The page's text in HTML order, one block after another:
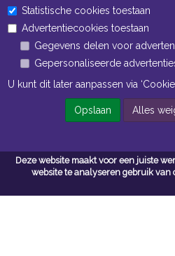
Deze website maakt voor een juiste
website te analyseren gebruik van
Openingstijden Kantoor
ma t/m vr 8:30 uur tot 17:00 uur
Openingstijden
ma t/m vr 7:00 uur tot 16:30 uur
Navigatie
Algemene voorwaarden
Statistische cookies toestaan
Advertentiecookies toestaan
Gegevens delen voor
Gepersonaliseerde
U kunt dit later aanpassen via
Opslaan Alles